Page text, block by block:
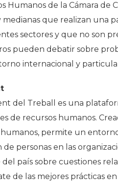
Humanos de la Cámara
medianas que realizan una
sectores y que no son
pueden debatir sobre
internacional y
del Treball es una
de recursos humanos.
permite un
personas en las
país sobre cuestiones
de las mejores prácticas en